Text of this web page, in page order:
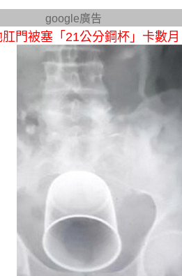
google廣告
門被塞「21公分鋼杯」卡數